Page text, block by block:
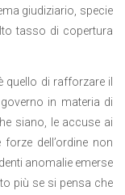
giudiziario, specie
tasso di copertura
quello di rafforzare il
in materia di
siano, le accuse ai
dell’ordine non
anomalie emerse
più se si pensa che